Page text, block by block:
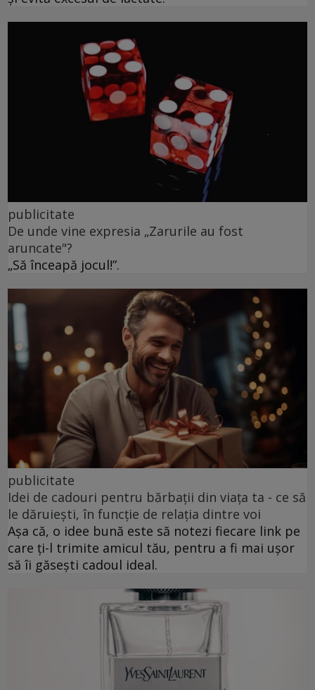
publicitate
De unde vine expresia „Zarurile au fost
aruncate"?
„Să înceapă jocul!”.
publicitate
Idei de cadouri pentru bărbații din viața ta - ce să
le dăruiești, în funcție de relația dintre voi
Așa că, o idee bună este să notezi fiecare link pe
care ți-l trimite amicul tău, pentru a fi mai ușor
să îi găsești cadoul ideal.